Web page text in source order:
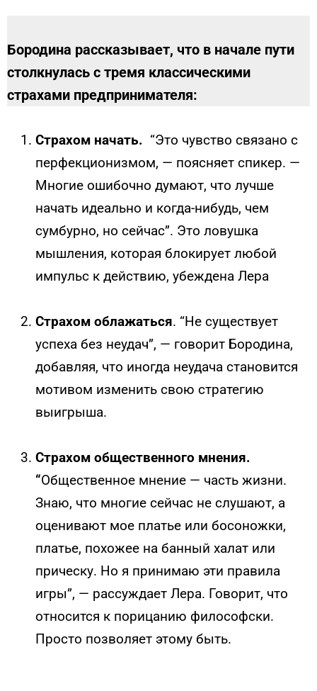
Бородина рассказывает, что в начале пути
столкнулась с тремя классическими
страхами предпринимателя:
Страхом начать. “Это чувство связано с
перфекционизмом, — поясняет спикер. —
Многие ошибочно думают, что лучше
начать идеально и когда-нибудь, чем
сумбурно, но сейчас”. Это ловушка
мышления, которая блокирует любой
импульс к действию, убеждена Лера
Страхом облажаться. “Не существует
успеха без неудач”, — говорит Бородина,
добавляя, что иногда неудача становится
мотивом изменить свою стратегию
выигрыша.
Страхом общественного мнения.
“Общественное мнение — часть жизни.
Знаю, что многие сейчас не слушают, а
оценивают мое платье или босоножки,
платье, похожее на банный халат или
прическу. Но я принимаю эти правила
игры”, — рассуждает Лера. Говорит, что
относится к порицанию философски.
Просто позволяет этому быть.